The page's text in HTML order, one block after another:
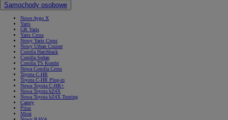
Samochody osobowe
Nowe Aygo X
Yaris
GR Yaris
Yaris Cross
Nowy Yaris Cross
Nowy Urban Cruiser
Corolla Hatchback
Corolla Sedan
Corolla TS Kombi
Nowa Corolla Cross
Toyota C-HR
Toyota C-HR Plug-in
Nowa Toyota C-HR+
Nowa Toyota bZ4X
Nowa Toyota bZ4X Touring
Camry
Prius
Mirai